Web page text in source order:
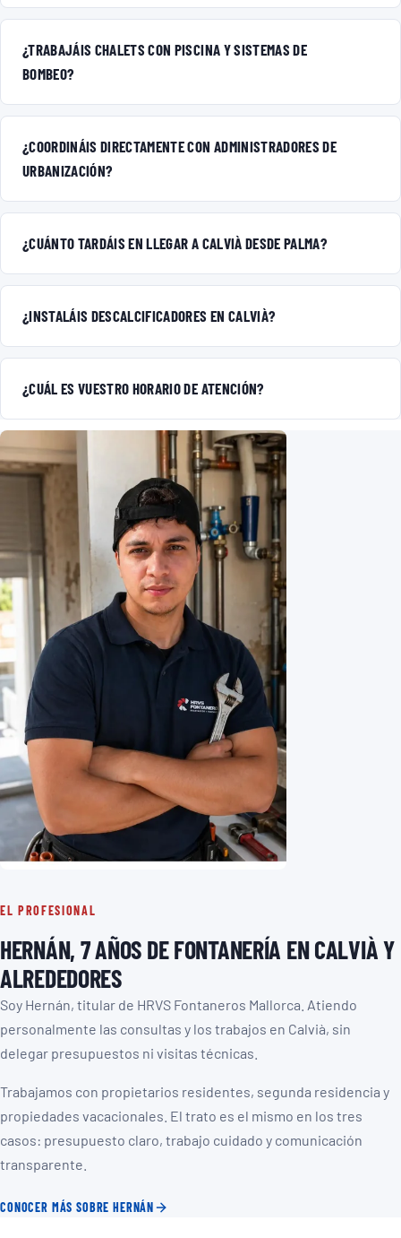
¿TRABAJÁIS CHALETS CON PISCINA Y SISTEMAS DE
BOMBEO?
¿COORDINÁIS DIRECTAMENTE CON ADMINISTRADORES DE
URBANIZACIÓN?
¿CUÁNTO TARDÁIS EN LLEGAR A CALVIÀ DESDE PALMA?
¿INSTALÁIS DESCALCIFICADORES EN CALVIÀ?
¿CUÁL ES VUESTRO HORARIO DE ATENCIÓN?
EL PROFESIONAL
HERNÁN, 7 AÑOS DE FONTANERÍA EN CALVIÀ Y
ALREDEDORES
Soy Hernán, titular de HRVS Fontaneros Mallorca. Atiendo
personalmente las consultas y los trabajos en Calvià, sin
delegar presupuestos ni visitas técnicas.
Trabajamos con propietarios residentes, segunda residencia y
propiedades vacacionales. El trato es el mismo en los tres
casos: presupuesto claro, trabajo cuidado y comunicación
transparente.
CONOCER MÁS SOBRE HERNÁN